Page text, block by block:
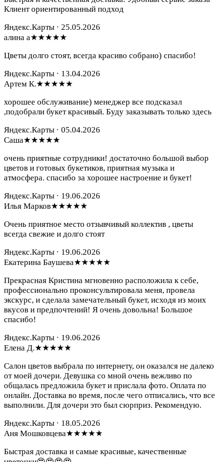
Клиент ориентированный подход
Яндекс.Карты · 25.05.2026
алина а★★★★★
Цветы долго стоят, всегда красиво собрано) спасибо!
Яндекс.Карты · 13.04.2026
Артем К.★★★★★
хорошее обслуживание) менеджер все подсказал
,подобрали букет красивый. Буду заказывать только здесь
Яндекс.Карты · 05.04.2026
Саша★★★★★
очень приятные сотрудники! достаточно большой выбор
цветов и готовых букетиков, приятная музыка и
атмосфера. спасибо за хорошее настроение и букет!
Яндекс.Карты · 19.06.2026
Илья Марков★★★★★
Очень приятное место отзывчивый коллектив , цветы
всегда свежие и долго стоят
Яндекс.Карты · 19.06.2026
Екатерина Баушева★★★★★
Прекрасная Кристина мгновенно расположила к себе,
профессионально проконсультировала меня, провела
экскурс, и сделала замечательный букет, исходя из моих
вкусов и предпочтений! Я очень довольна! Большое
спасибо!
Яндекс.Карты · 19.06.2026
Елена Д.★★★★★
Салон цветов выбрала по интернету, он оказался не далеко
от моей дочери. Девушка со мной очень вежливо по
общалась предложила букет и прислала фото. Оплата по
онлайн. Доставка во время, после чего отписались, что все
выполнили. Для дочери это был сюрприз. Рекомендую.
Яндекс.Карты · 18.05.2026
Аня Мошковцева★★★★★
Быстрая доставка и самые красивые, качественные